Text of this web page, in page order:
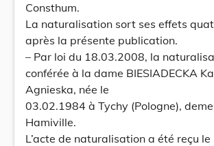
Consthum.
La naturalisation sort ses effets
après la présente publication.
– Par loi du 18.03.2008, la
conférée à la dame BIESIADECKA
Agnieska, née le
03.02.1984 à Tychy (Pologne),
Hamiville.
L’acte de naturalisation a été reçu